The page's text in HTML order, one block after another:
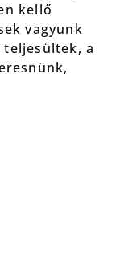
kellő
vagyunk
teljesültek, a